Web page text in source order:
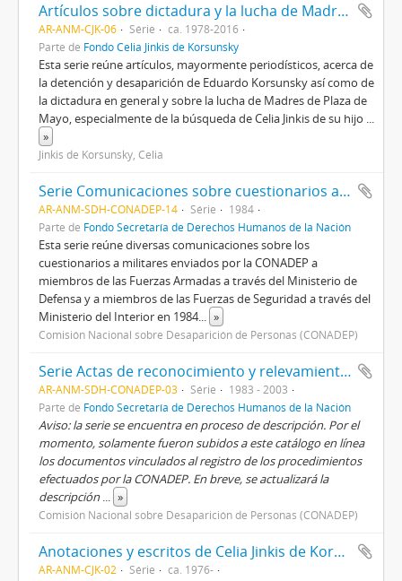
Artículos sobre dictadura y la lucha de Madres de Plaza de Mayo
AR-ANM-CJK-06 Série
ca. 1978-2016
Parte de Fondo Celia Jinkis de Korsunsky
Esta serie reúne artículos, mayormente periodísticos, acerca de
la detención y desaparición de Eduardo Korsunsky así como de
la dictadura en general y sobre la lucha de Madres de Plaza de
Mayo, especialmente de la búsqueda de Celia Jinkis de su hijo ...
»
Jinkis de Korsunsky, Celia
Serie Comunicaciones sobre cuestionarios a miembros de las fuerzas armadas y de seguridad
AR-ANM-SDH-CONADEP-14 Série
1984
Parte de Fondo Secretaría de Derechos Humanos de la Nación
Esta serie reúne diversas comunicaciones sobre los
cuestionarios a militares enviados por la CONADEP a
miembros de las Fuerzas Armadas a través del Ministerio de
Defensa y a miembros de las Fuerzas de Seguridad a través del
Ministerio del Interior en 1984... »
Comisión Nacional sobre Desaparición de Personas (CONADEP)
Serie Actas de reconocimiento y relevamiento documental sobre Centros Clandestinos de Detención
AR-ANM-SDH-CONADEP-03 Série
1983 - 2003
Parte de Fondo Secretaría de Derechos Humanos de la Nación
Aviso: la serie se encuentra en proceso de descripción. Por el
momento, solamente fueron subidos a este catálogo en línea
los documentos vinculados al registro de los procedimientos
efectuados por la CONADEP. En breve, se actualizará la
descripción... »
Comisión Nacional sobre Desaparición de Personas (CONADEP)
Anotaciones y escritos de Celia Jinkis de Korsunsky
AR-ANM-CJK-02 Série
ca. 1976-